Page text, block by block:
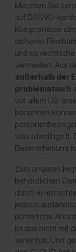
Möchten Sie
auf DSGVO-
Kompromisse
sicheren
und so
vermeiden. Aus
außerhalb der
problematisch
vor allem US-
benennen
was allerdings lt.
Datenerhebung
Zum anderen
behördlichen
durch einen
jedoch
richterliche
ist das nicht mit
vereinbar. Und